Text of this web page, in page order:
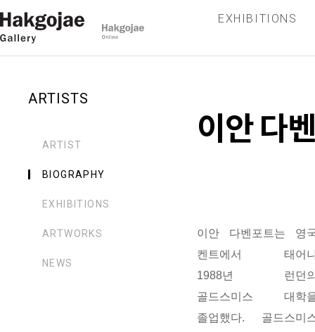
EXHIBITIONS
ARTISTS
ARTIST
BIOGRAPHY
EXHIBITIONS
ARTWORKS
NEWS
이안 다
이안 다벤포트는 영
켄트에서 태어
1988년 런던
골드스미스 대학
졸업했다. 골드스미